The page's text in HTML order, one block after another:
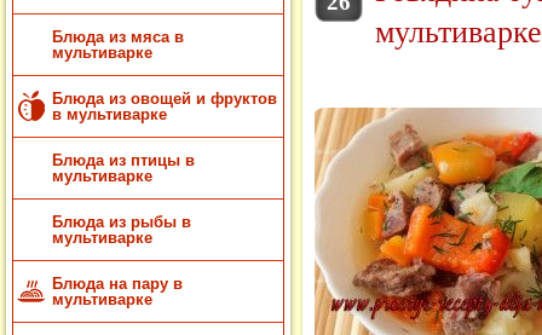
Блюда из мяса в
мультиварке
Блюда из овощей и фруктов
в мультиварке
Блюда из птицы в
мультиварке
Блюда из рыбы в
мультиварке
Блюда на пару в
мультиварке
мультиварке